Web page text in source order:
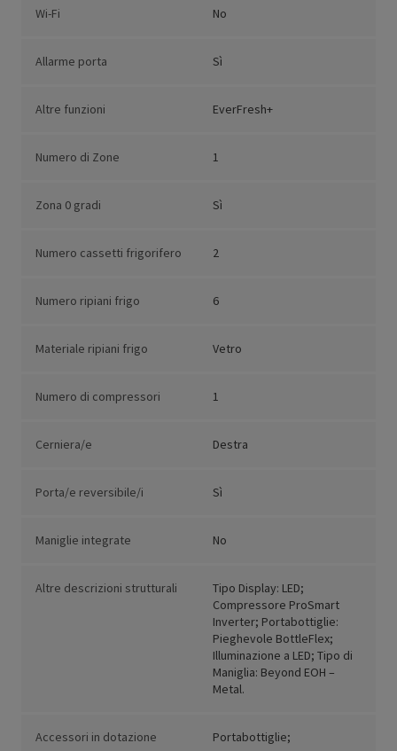
Wi-Fi No
Allarme porta Sì
Altre funzioni EverFresh+
Numero di Zone 1
Zona 0 gradi Sì
Numero cassetti frigorifero 2
Numero ripiani frigo 6
Materiale ripiani frigo Vetro
Numero di compressori 1
Cerniera/e Destra
Porta/e reversibile/i Sì
Maniglie integrate No
Altre descrizioni strutturali
Tipo Display: LED;
Compressore ProSmart
Inverter; Portabottiglie:
Pieghevole BottleFlex;
Illuminazione a LED; Tipo di
Maniglia: Beyond EOH –
Metal.
Accessori in dotazione Portabottiglie;